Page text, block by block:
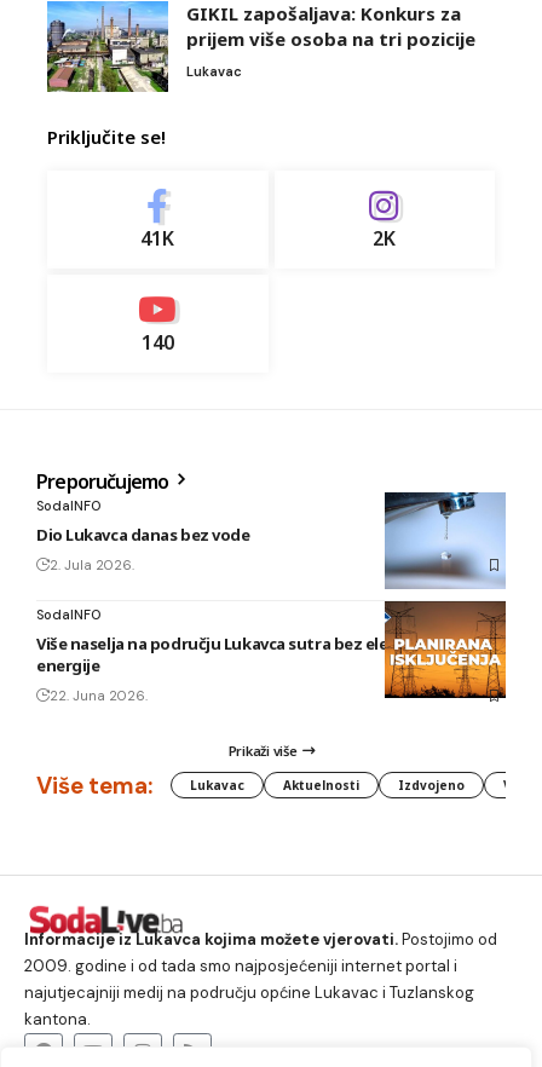
GIKIL zapošaljava: Konkurs za
prijem više osoba na tri pozicije
Lukavac
Priključite se!
41K 2K
140
Preporučujemo
SodaINFO
Dio Lukavca danas bez vode
2. Jula 2026.
SodaINFO
Više naselja na području Lukavca sutra bez električne
energije
22. Juna 2026.
Prikaži više
Više tema: Lukavac Aktuelnosti Izdvojeno
Informacije iz Lukavca kojima možete vjerovati.Postojimo od
2009. godine i od tada smo najposjećeniji internet portal i
najutjecajniji medij na području općine Lukavac i Tuzlanskog
kantona.